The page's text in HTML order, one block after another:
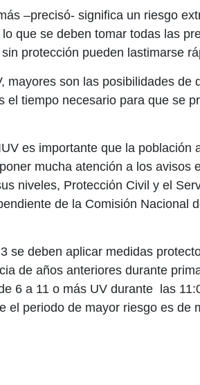
–precisó- significa un riesgo
que se deben tomar todas las
protección pueden lastimarse
mayores son las posibilidades de
el tiempo necesario para que se
es importante que la población
mucha atención a los avisos
niveles, Protección Civil y el
de la Comisión Nacional
se deben aplicar medidas
de años anteriores durante
6 a 11 o más UV durante las
el periodo de mayor riesgo es de